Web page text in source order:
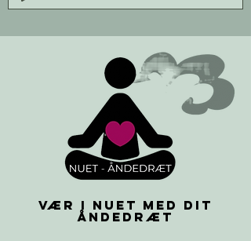
Vær i nuet med dit
åndedræt